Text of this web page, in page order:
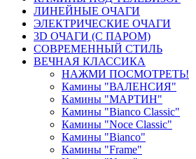
ЛИНЕЙНЫЕ ОЧАГИ
ЭЛЕКТРИЧЕСКИЕ ОЧАГИ
3D ОЧАГИ (С ПАРОМ)
СОВРЕМЕННЫЙ СТИЛЬ
ВЕЧНАЯ КЛАССИКА
НАЖМИ ПОСМОТРЕТЬ!
Камины "ВАЛЕНСИЯ"
Камины "МАРТИН"
Камины "Bianco Classic"
Камины "Noce Classic"
Камины "Bianco"
Камины "Frame"